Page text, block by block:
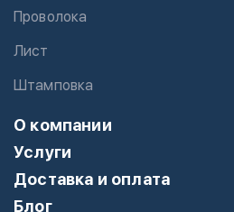
Проволока
Лист
Штамповка
О компании
Услуги
Доставка и оплата
Блог